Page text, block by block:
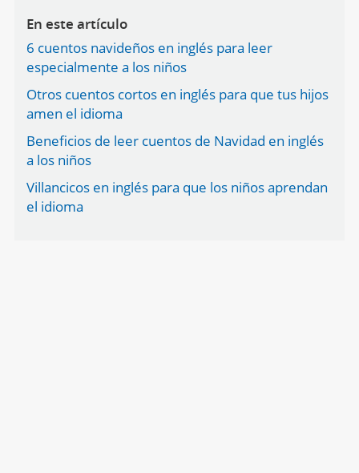
En este artículo
6 cuentos navideños en inglés para leer
especialmente a los niños
Otros cuentos cortos en inglés para que tus hijos
amen el idioma
Beneficios de leer cuentos de Navidad en inglés
a los niños
Villancicos en inglés para que los niños aprendan
el idioma